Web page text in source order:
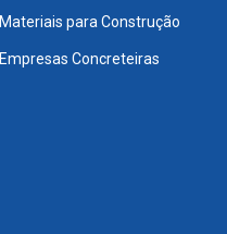
Materiais para Construção
Empresas Concreteiras